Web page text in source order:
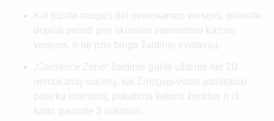
Kai būsite saugūs dėl nemokamos versijos, galėsite
drąsiai pereiti prie tikrosios internetinio kazino
versijos, o ne prie bingo žaidimų svetainių.
„Gardence Zone“ žaidime galite uždirbti net 20
nemokamų sukimų, kai Žmogus-voras atsitiktinai
palieka internetą, pakabina keturis ženklus ir iš
karto gaunate 3 sukimus.